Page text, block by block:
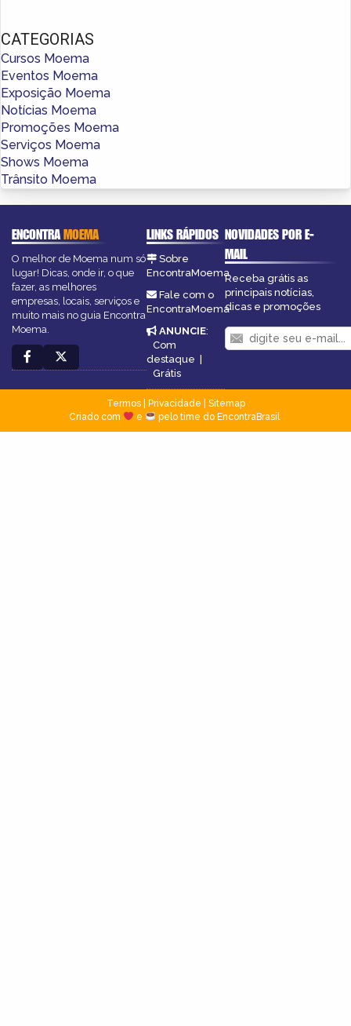
CATEGORIAS
Cursos Moema
Eventos Moema
Exposição Moema
Notícias Moema
Promoções Moema
Serviços Moema
Shows Moema
Trânsito Moema
ENCONTRAMOEMA
O melhor de Moema num só
lugar! Dicas, onde ir, o que
fazer, as melhores
empresas, locais, serviços e
muito mais no guia Encontra
Moema.
LINKS RÁPIDOS
Sobre
EncontraMoema
Fale com o
EncontraMoema
ANUNCIE:
Com
destaque
Grátis
NOVIDADES POR E-
MAIL
Receba grátis as
principais notícias,
dicas e promoções
Termos| Privacidade
Sitemap
Criado com
e pelo time do EncontraBrasil